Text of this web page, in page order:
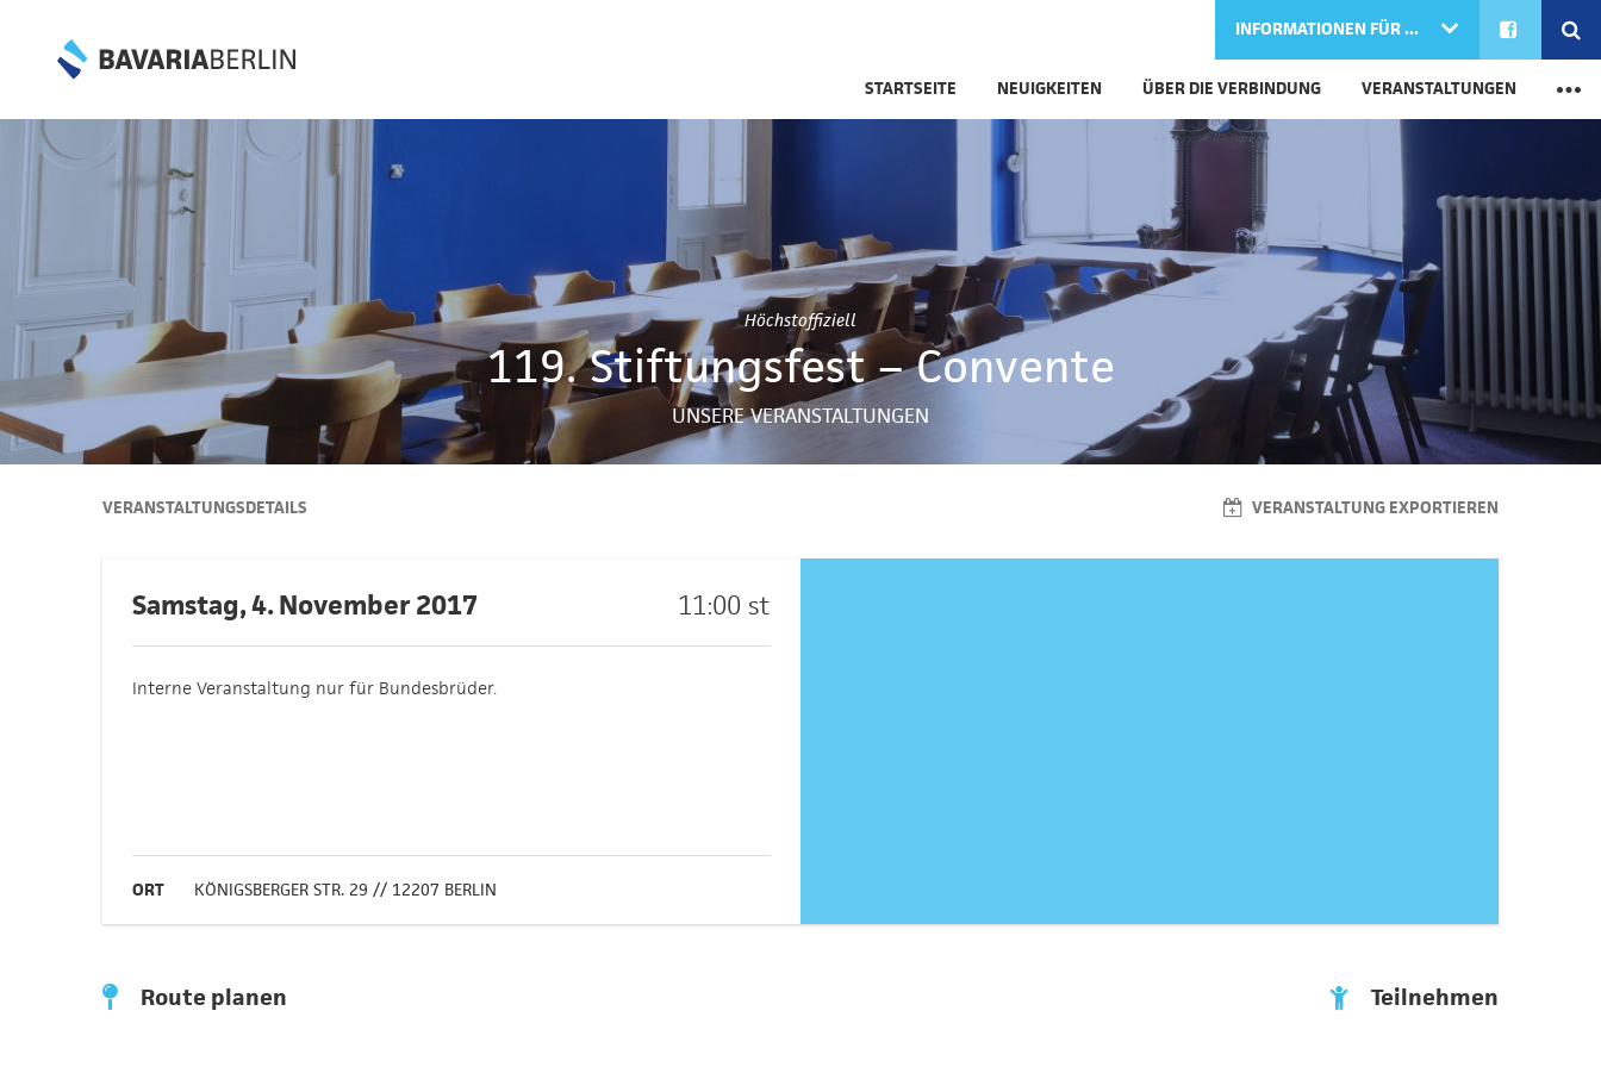
INFORMATIONEN FÜR ... FACEBOOK
STARTSEITE NEUIGKEITEN ÜBER DIE VERBINDUNG VERANSTALTUNGEN
Höchstoffiziell
119. Stiftungsfest – Convente
UNSERE VERANSTALTUNGEN
VERANSTALTUNGSDETAILS VERANSTALTUNG EXPORTIEREN
11:00 st
Samstag, 4. November 2017
Interne Veranstaltung nur für Bundesbrüder.
ORT KÖNIGSBERGER STR. 29 // 12207 BERLIN
Route planen Teilnehmen